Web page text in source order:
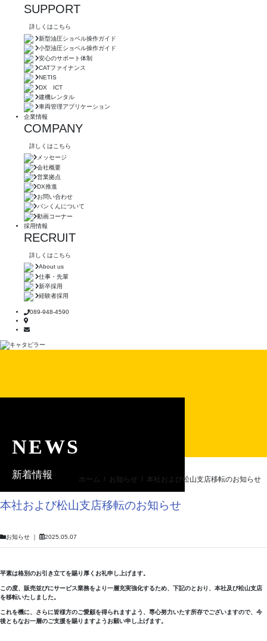
SUPPORT
詳しくはこちら
新型油圧ショベル操作ガイド
小型油圧ショベル操作ガイド
安心のサポート体制
CATファイナンス
NETIS
DX ICT
建機レンタル
車両管理アプリケーション
企業情報
COMPANY
詳しくはこちら
メッセージ
会社概要
営業拠点
DX推進
お問い合わせ
パンくんについて
動画コーナー
採用情報
RECRUIT
詳しくはこちら
About us
仕事・先輩
新卒採用
経験者採用
089-948-4590
NEWS
新着情報 ホーム / お知らせ / 本社および松山支店移転のお知らせ
本社および松山支店移転のお知らせ
お知らせ ｜ 2025.05.07
平素は格別のお引き立てを賜り厚くお礼申し上げます。
この度、販売並びにサービス業務をより一層充実強化するため、下記のとおり、本社及び松山支店
を移転いたしました。
これを機に、さらに皆様方のご愛顧を得られますよう、専心努力いたす所存でございますので、今
後ともなお一層のご支援を賜りますようお願い申し上げます。